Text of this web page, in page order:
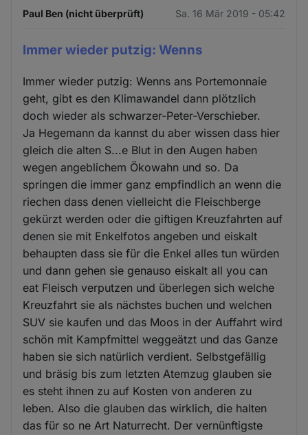
Paul Ben (nicht überprüft) Sa. 16 Mär 2019 - 05:42
Immer wieder putzig: Wenns
Immer wieder putzig: Wenns ans Portemonnaie
geht, gibt es den Klimawandel dann plötzlich
doch wieder als schwarzer-Peter-Verschieber.
Ja Hegemann da kannst du aber wissen dass hier
gleich die alten S...e Blut in den Augen haben
wegen angeblichem Ökowahn und so. Da
springen die immer ganz empfindlich an wenn die
riechen dass denen vielleicht die Fleischberge
gekürzt werden oder die giftigen Kreuzfahrten auf
denen sie mit Enkelfotos angeben und eiskalt
behaupten dass sie für die Enkel alles tun würden
und dann gehen sie genauso eiskalt all you can
eat Fleisch verputzen und überlegen sich welche
Kreuzfahrt sie als nächstes buchen und welchen
SUV sie kaufen und das Moos in der Auffahrt wird
schön mit Kampfmittel weggeätzt und das Ganze
haben sie sich natürlich verdient. Selbstgefällig
und bräsig bis zum letzten Atemzug glauben sie
es steht ihnen zu auf Kosten von anderen zu
leben. Also die glauben das wirklich, die halten
das für so ne Art Naturrecht. Der vernünftigste